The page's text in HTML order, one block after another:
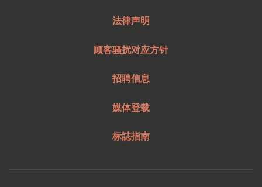
法律声明
顾客骚扰对应方针
招聘信息
媒体登载
标誌指南